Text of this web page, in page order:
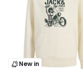
New in